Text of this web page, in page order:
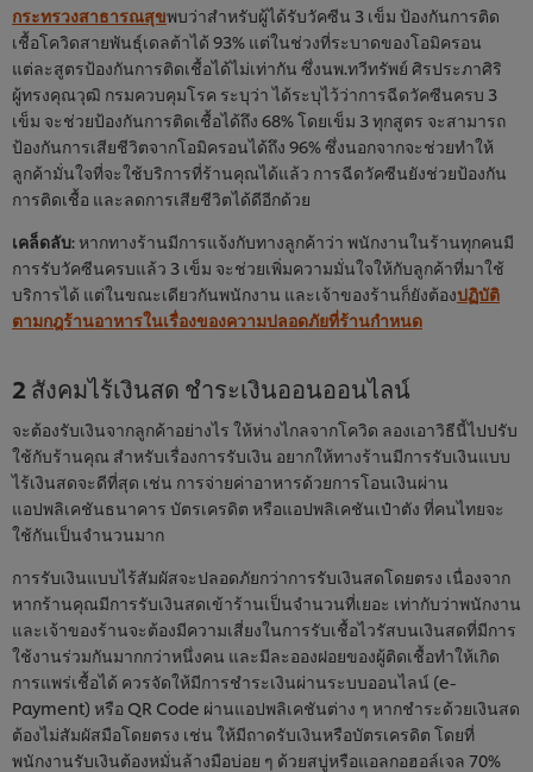
กระทรวงสาธารณสุขพบว่าสำหรับผู้ได้รับวัคซีน 3 เข็ม ป้องกันการติด
เชื้อโควิดสายพันธุ์เดลต้าได้ 93% แต่ในช่วงที่ระบาดของโอมิครอน
แต่ละสูตรป้องกันการติดเชื้อได้ไม่เท่ากัน ซึ่งนพ.ทวีทรัพย์ ศิรประภาศิริ
ผู้ทรงคุณวุฒิ กรมควบคุมโรค ระบุว่า ได้ระบุไว้ว่าการฉีดวัคซีนครบ 3
เข็ม จะช่วยป้องกันการติดเชื้อได้ถึง 68% โดยเข็ม 3 ทุกสูตร จะสามารถ
ป้องกันการเสียชีวิตจากโอมิครอนได้ถึง 96% ซึ่งนอกจากจะช่วยทำให้
ลูกค้ามั่นใจที่จะใช้บริการที่ร้านคุณได้แล้ว การฉีดวัคซีนยังช่วยป้องกัน
การติดเชื้อ และลดการเสียชีวิตได้ดีอีกด้วย
เคล็ดลับ: หากทางร้านมีการแจ้งกับทางลูกค้าว่า พนักงานในร้านทุกคนมี
การรับวัคซีนครบแล้ว 3 เข็ม จะช่วยเพิ่มความมั่นใจให้กับลูกค้าที่มาใช้
บริการได้ แต่ในขณะเดียวกันพนักงาน และเจ้าของร้านก็ยังต้องปฏิบัติ
ตามกฎร้านอาหารในเรื่องของความปลอดภัยที่ร้านกำหนด
2 สังคมไร้เงินสด ชำระเงินออนออนไลน์
จะต้องรับเงินจากลูกค้าอย่างไร ให้ห่างไกลจากโควิด ลองเอาวิธีนี้ไปปรับ
ใช้กับร้านคุณ สำหรับเรื่องการรับเงิน อยากให้ทางร้านมีการรับเงินแบบ
ไร้เงินสดจะดีที่สุด เช่น การจ่ายค่าอาหารด้วยการโอนเงินผ่าน
แอปพลิเคชันธนาคาร บัตรเครดิต หรือแอปพลิเคชันเป๋าตัง ที่คนไทยจะ
ใช้กันเป็นจำนวนมาก
การรับเงินแบบไร้สัมผัสจะปลอดภัยกว่าการรับเงินสดโดยตรง เนื่องจาก
หากร้านคุณมีการรับเงินสดเข้าร้านเป็นจำนวนที่เยอะ เท่ากับว่าพนักงาน
และเจ้าของร้านจะต้องมีความเสี่ยงในการรับเชื้อไวรัสบนเงินสดที่มีการ
ใช้งานร่วมกันมากกว่าหนึ่งคน และมีละอองฝอยของผู้ติดเชื้อทำให้เกิด
การแพร่เชื้อได้ ควรจัดให้มีการชำระเงินผ่านระบบออนไลน์ (e-
Payment) หรือ QR Code ผ่านแอปพลิเคชันต่าง ๆ หากชำระด้วยเงินสด
ต้องไม่สัมผัสมือโดยตรง เช่น ให้มีถาดรับเงินหรือบัตรเครดิต โดยที่
พนักงานรับเงินต้องหมั่นล้างมือบ่อย ๆ ด้วยสบู่หรือแอลกอฮอล์เจล 70%